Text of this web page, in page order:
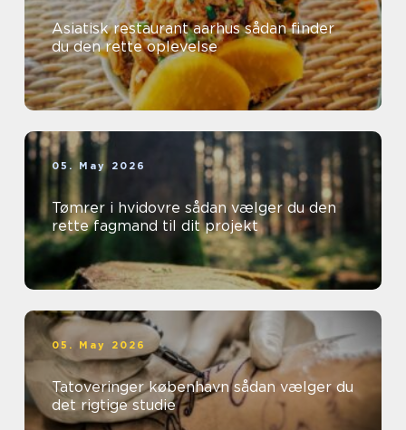
Asiatisk restaurant aarhus sådan finder
du den rette oplevelse
05. May 2026
Tømrer i hvidovre sådan vælger du den
rette fagmand til dit projekt
05. May 2026
Tatoveringer københavn sådan vælger du
det rigtige studie